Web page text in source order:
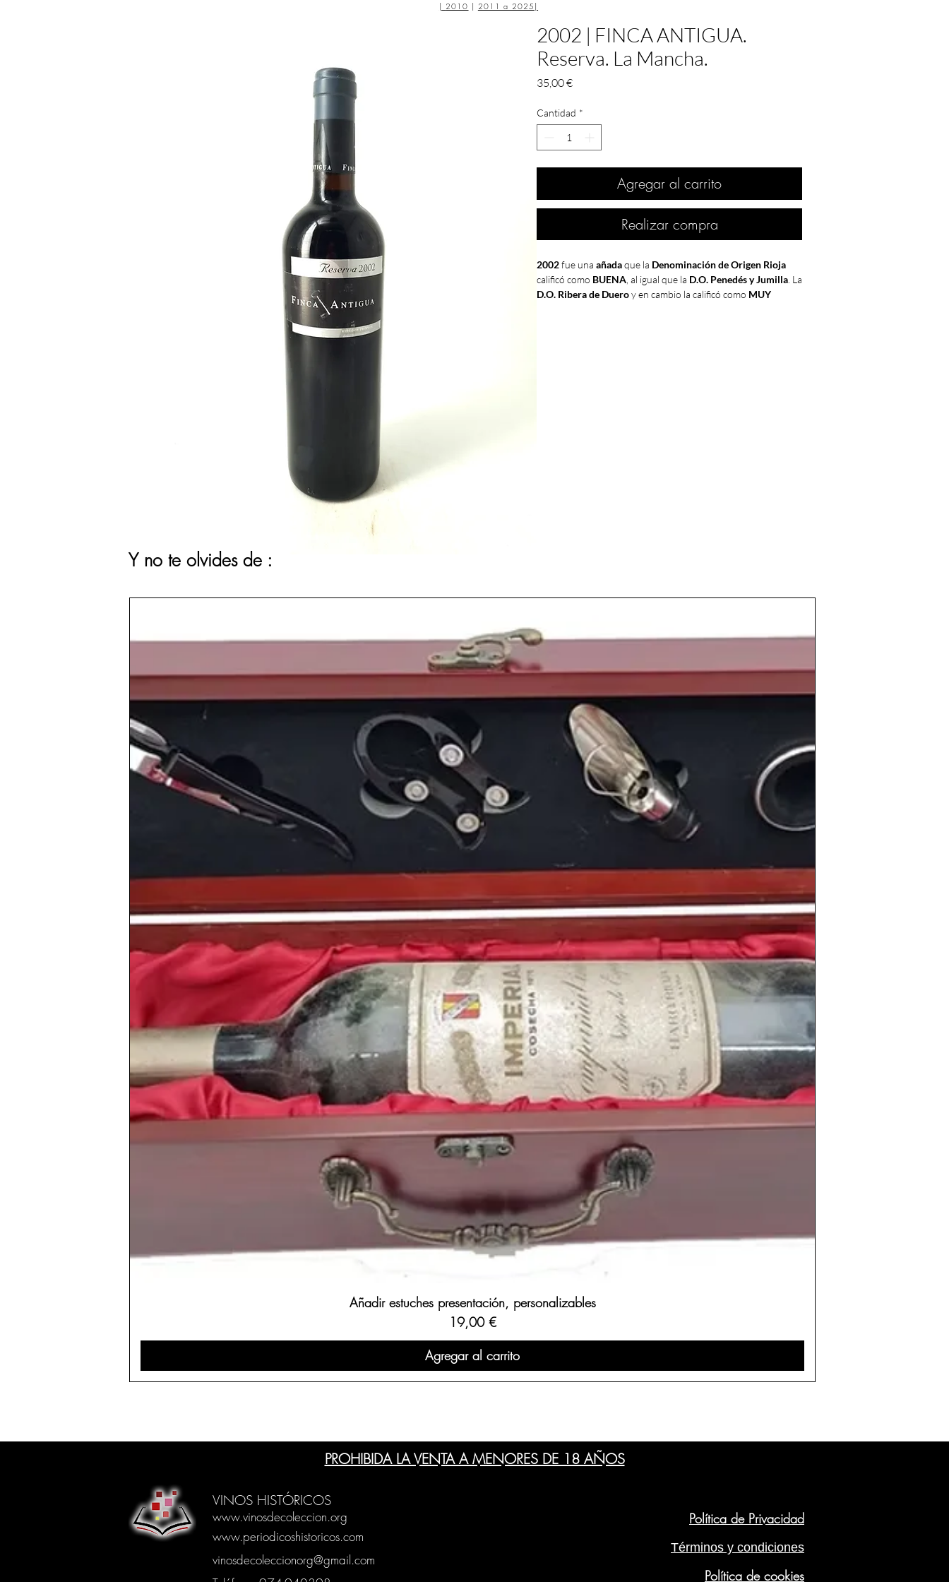
| 2010 | 2011 a 2025 |
2002 | FINCA ANTIGUA.
Reserva. La Mancha.
35,00 €Precio
Cantidad *
Agregar al carrito
Realizar compra
2002fue una añadaque la Denominación de Origen Rioja
calificó como BUENA , al igual que la D.O. Penedés y Jumilla . La
D.O. Ribera de Dueroy en cambio la calificó como MUY
Puedes encontrar una amplia selección devinos de la cosecha
y
antiguos
Y no te olvides de :
Añadir estuches presentación, personalizables
Precio
19,00 €
Agregar al carrito
PROHIBIDA LA VENTA A MENORES DE 18 AÑOS
VINOS HISTÓRICOS
www.vinosdecoleccion.org
www.periodicoshistoricos.com
vinosdecoleccionorg@gmail.com
Política de Privacidad
Términos y condiciones
Política de cookies